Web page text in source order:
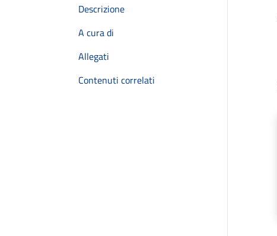
Descrizione
A cura di
Allegati
Contenuti correlati